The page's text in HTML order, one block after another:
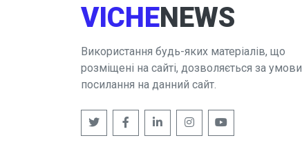
VICHENEWS
Використання будь-яких матеріалів, що
розміщені на сайті, дозволяється за умови
посилання на данний сайт.